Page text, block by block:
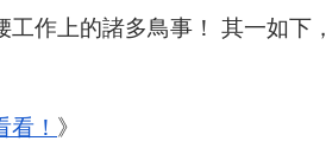
作上的諸多鳥事！ 其一如下，
！ 》